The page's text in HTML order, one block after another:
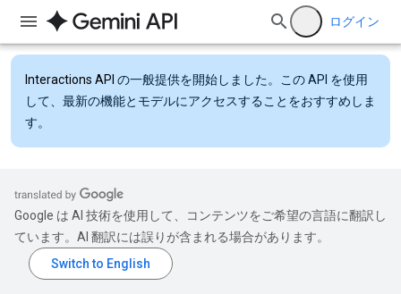
ログイン
Interactions API の一般提供を開始しました。この API を使用
して、最新の機能とモデルにアクセスすることをおすすめしま
す。
Google は AI 技術を使用して、コンテンツをご希望の言語に翻訳し
ています。AI 翻訳には誤りが含まれる場合があります。